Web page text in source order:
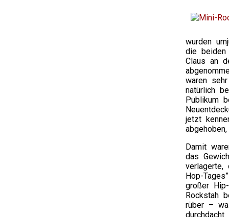
wurden
die beiden
Claus an
waren
natürlich
Publikum
jetzt
Damit
das
Hop-
großer
Rockstah
rüber –